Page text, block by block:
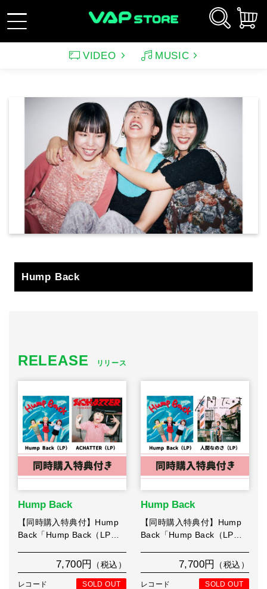
新規会員登録 ログイン
VIDEO MUSIC
サウンドトラック（テレ
アニメーション（CD）
アンパンマン音楽商品
（CD)
その他
特集
アニメーション
アンパンマン ルパン三世
バラエティ イメージ
趣味・教養 スポーツ・格闘技
グッズ 特集
Hump Back
RELEASE リリース
Hump Back
【同時購入特典付】Hump
Back「Hump Back（LP…
7,700円 （税込）
レコード SOLD OUT
Hump Back
【同時購入特典付】Hump
Back「Hump Back（LP…
7,700円 （税込）
レコード SOLD OUT